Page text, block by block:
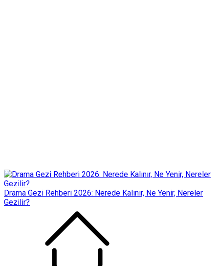
Drama Gezi Rehberi 2026: Nerede Kalınır, Ne Yenir, Nereler
Gezilir?